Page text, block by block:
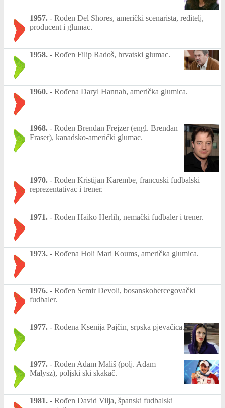
1957. - Rođen Del Shores, američki scenarista, reditelj,
producent i glumac.
1958. - Rođen Filip Radoš, hrvatski glumac.
1960. - Rođena Daryl Hannah, američka glumica.
1968. - Rođen Brendan Frejzer (engl. Brendan
Fraser), kanadsko-američki glumac.
1970. - Rođen Kristijan Karembe, francuski fudbalski
reprezentativac i trener.
1971. - Rođen Haiko Herlih, nemački fudbaler i trener.
1973. - Rođena Holi Mari Koums, američka glumica.
1976. - Rođen Semir Devoli, bosanskohercegovački
fudbaler.
1977. - Rođena Ksenija Pajčin, srpska pjevačica.
1977. - Rođen Adam Mališ (polj. Adam
Małysz), poljski ski skakač.
1981. - Rođen David Vilja, španski fudbalski